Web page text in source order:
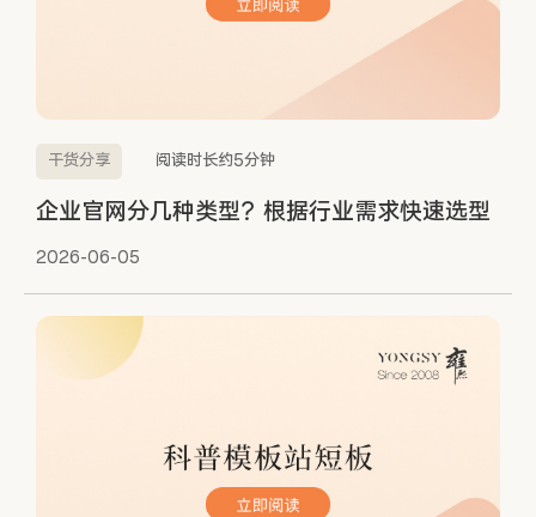
干货分享 阅读时长约5分钟
企业官网分几种类型？根据行业需求快速选型
2026-06-05